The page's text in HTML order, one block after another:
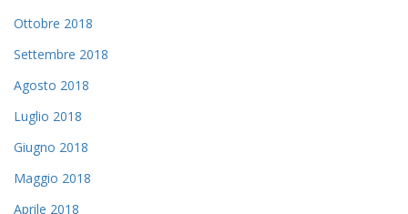
Ottobre 2018
Settembre 2018
Agosto 2018
Luglio 2018
Giugno 2018
Maggio 2018
Aprile 2018